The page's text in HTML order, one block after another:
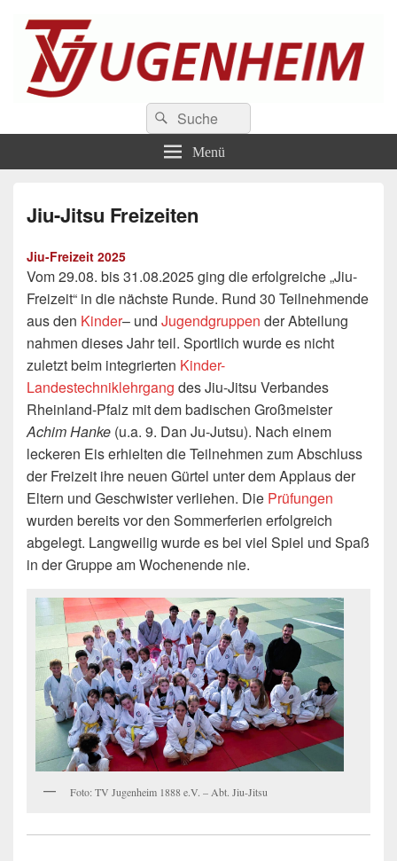
TV Jugenheim 1888 e.V.
Der Sportverein an der Bergstrasse
Suchen
nach:
Suchen
Menü
Jiu-Jitsu Freizeiten
Jiu-Freizeit 2025
Vom 29.08. bis 31.08.2025 ging die erfolgreiche „Jiu-
Freizeit“ in die nächste Runde. Rund 30 Teilnehmende
aus den Kinder– und Jugendgruppen der Abteilung
nahmen dieses Jahr teil. Sportlich wurde es nicht
zuletzt beim integrierten Kinder-
Landestechniklehrgang des Jiu-Jitsu Verbandes
Rheinland-Pfalz mit dem badischen Großmeister
Achim Hanke (u.a. 9. Dan Ju-Jutsu). Nach einem
leckeren Eis erhielten die Teilnehmen zum Abschluss
der Freizeit ihre neuen Gürtel unter dem Applaus der
Eltern und Geschwister verliehen. Die Prüfungen
wurden bereits vor den Sommerferien erfolgreich
abgelegt. Langweilig wurde es bei viel Spiel und Spaß
in der Gruppe am Wochenende nie.
Foto: TV Jugenheim 1888 e.V. – Abt. Jiu-Jitsu